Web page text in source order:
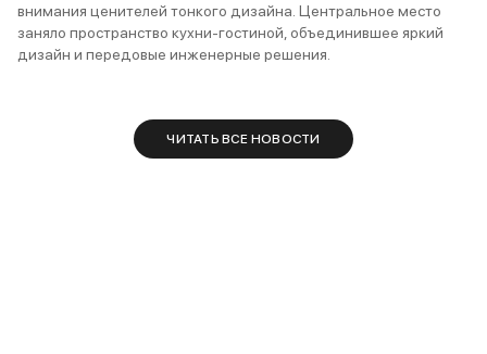
внимания ценителей тонкого дизайна. Центральное место
заняло пространство кухни-гостиной, объединившее яркий
дизайн и передовые инженерные решения.
ЧИТАТЬ ВСЕ НОВОСТИ